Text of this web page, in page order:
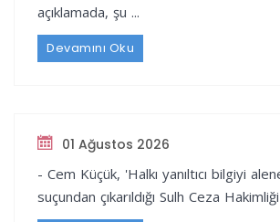
açıklamada, şu ...
Devamını Oku
01 Ağustos 2026
- Cem Küçük, 'Halkı yanıltıcı bilgiyi
suçundan çıkarıldığı Sulh Ceza